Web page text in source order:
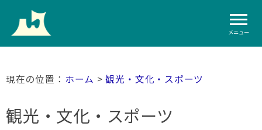
メニュー
ホーム >観光・文化・スポーツ
観光・文化・スポーツ